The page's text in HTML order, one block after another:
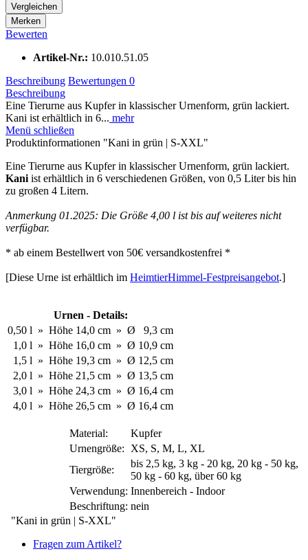
Vergleichen
Merken
Bewerten
Artikel-Nr.: 10.010.51.05
Beschreibung Bewertungen 0
Beschreibung
Eine Tierurne aus Kupfer in klassischer Urnenform, grün lackiert.
Kani ist erhältlich in 6... mehr
Menü schließen
Produktinformationen "Kani in grün | S-XXL"
Eine Tierurne aus Kupfer in klassischer Urnenform, grün lackiert.
Kani ist erhältlich in 6 verschiedenen Größen, von 0,5 Liter bis hin
zu großen 4 Litern.
Anmerkung 01.2025: Die Größe 4,00 l ist bis auf weiteres nicht
verfügbar.
* ab einem Bestellwert von 50€ versandkostenfrei *
[Diese Urne ist erhältlich im HeimtierHimmel-Festpreisangebot.]
Urnen - Details:
0,50 l » Höhe 14,0 cm » Ø 9,3 cm
1,0 l » Höhe 16,0 cm » Ø 10,9 cm
1,5 l » Höhe 19,3 cm » Ø 12,5 cm
2,0 l » Höhe 21,5 cm » Ø 13,5 cm
3,0 l » Höhe 24,3 cm » Ø 16,4 cm
4,0 l » Höhe 26,5 cm » Ø 16,4 cm
Material:
Kupfer
Urnengröße:
XS, S, M, L, XL
Tiergröße:
bis 2,5 kg, 3 kg - 20 kg, 20 kg - 50 kg,
50 kg - 60 kg, über 60 kg
Verwendung: Innenbereich - Indoor
Beschriftung: nein
"Kani in grün | S-XXL"
Fragen zum Artikel?